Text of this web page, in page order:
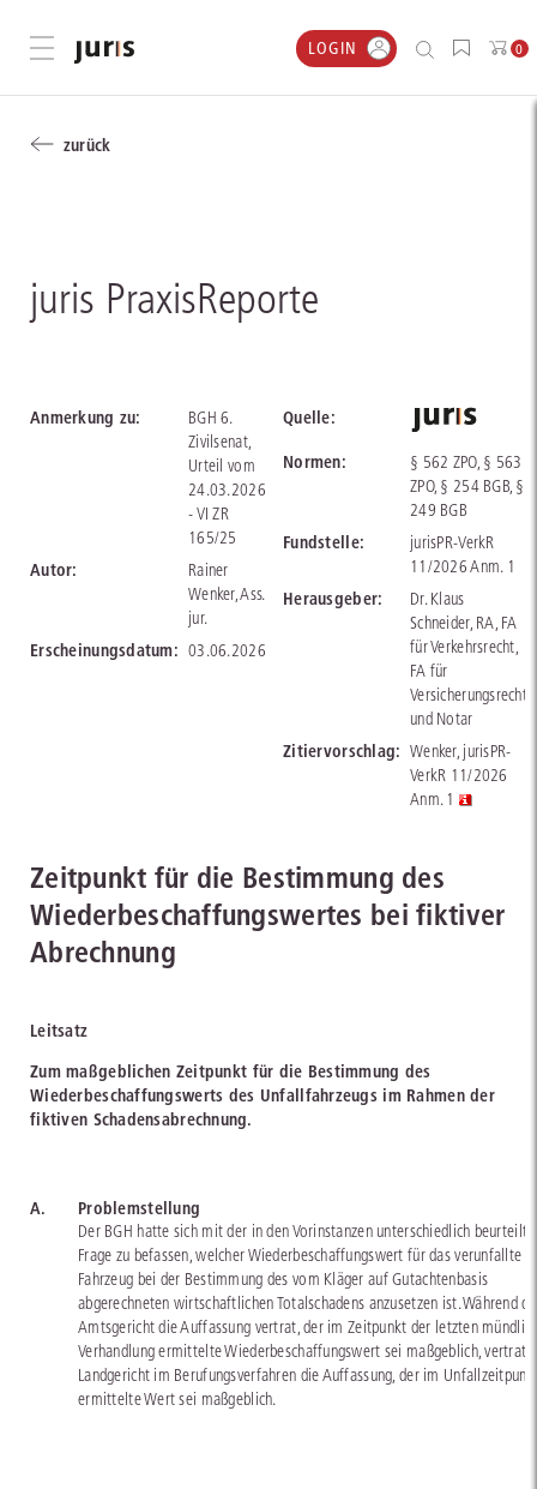
Menü öffnen LOGIN 0
zurück
juris PraxisReporte
Anmerkung zu:
BGH 6.
Zivilsenat,
Urteil vom
24.03.2026
- VI ZR
165/25
Autor:
Rainer
Wenker, Ass.
jur.
Erscheinungsdatum: 03.06.2026
Quelle:
Normen:
§ 562 ZPO, § 563
ZPO, § 254 BGB, §
249 BGB
Fundstelle:
jurisPR-VerkR
11/2026 Anm. 1
Herausgeber:
Dr. Klaus
Schneider, RA, FA
für Verkehrsrecht,
FA für
Versicherungsrecht
und Notar
Zitiervorschlag: Wenker, jurisPR-
VerkR 11/2026
Anm. 1
Zeitpunkt für die Bestimmung des
Wiederbeschaffungswertes bei fiktiver
Abrechnung
Leitsatz
Zum maßgeblichen Zeitpunkt für die Bestimmung des
Wiederbeschaffungswerts des Unfallfahrzeugs im Rahmen der
fiktiven Schadensabrechnung.
A. Problemstellung
Der BGH hatte sich mit der in den Vorinstanzen unterschiedlich
Frage zu befassen, welcher Wiederbeschaffungswert für das verunfallte
Fahrzeug bei der Bestimmung des vom Kläger auf Gutachtenbasis
abgerechneten wirtschaftlichen Totalschadens anzusetzen ist. Während
Amtsgericht die Auffassung vertrat, der im Zeitpunkt der letzten
Verhandlung ermittelte Wiederbeschaffungswert sei maßgeblich, vertrat
Landgericht im Berufungsverfahren die Auffassung, der im
ermittelte Wert sei maßgeblich.